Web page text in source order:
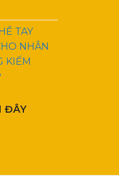
TAY
NHÂN
KIẾM
ĐÂY